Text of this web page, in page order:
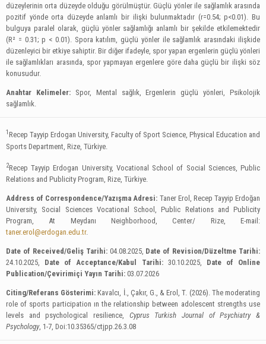
düzeylerinin orta düzeyde olduğu görülmüştür. Güçlü yönler ile sağlamlık arasında
pozitif yönde orta düzeyde anlamlı bir ilişki bulunmaktadır (r=0.54; p<0.01). Bu
bulguya paralel olarak, güçlü yönler sağlamlığı anlamlı bir şekilde etkilemektedir
(R² = 0.31; p < 0.01). Spora katılım, güçlü yönler ile sağlamlık arasındaki ilişkide
düzenleyici bir etkiye sahiptir. Bir diğer ifadeyle, spor yapan ergenlerin güçlü yönleri
ile sağlamlıkları arasında, spor yapmayan ergenlere göre daha güçlü bir ilişki söz
konusudur.
Anahtar Kelimeler:Spor, Mental sağlık, Ergenlerin güçlü yönleri, Psikolojik
sağlamlık.
1 Recep Tayyip Erdogan University, Faculty of Sport Science, Physical Education and
Sports Department, Rize, Türkiye.
2Recep Tayyip Erdogan University, Vocational School of Social Sciences, Public
Relations and Publicity Program, Rize, Türkiye.
Address of Correspondence/Yazışma Adresi: Taner Erol, Recep Tayyip Erdoğan
University, Social Sciences Vocational School, Public Relations and Publicity
Program, At Meydanı Neighborhood, Center/ Rize, E-mail:
taner.erol@erdogan.edu.tr.
Date of Received/Geliş Tarihi: 04.08.2025, Date of Revision/Düzeltme Tarihi:
24.10.2025, Date of Acceptance/Kabul Tarihi: 30.10.2025, Date of Online
Publication/Çevirimiçi Yayın Tarihi: 03.07.2026
Citing/Referans Gösterimi: Kavalcı, İ., Çakır, G., & Erol, T. (2026). The moderating
role of sports participation ın the relationship between adolescent strengths use
levels and psychological resilience, Cyprus Turkish Journal of Psychiatry &
Psychology, 1-7, Doi:10.35365/ctjpp.26.3.08